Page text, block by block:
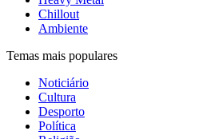
Chillout
Ambiente
Temas mais populares
Noticiário
Cultura
Desporto
Política